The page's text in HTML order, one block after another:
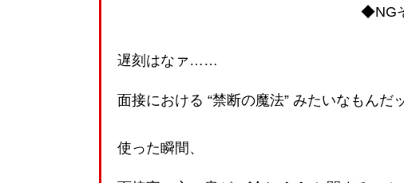
◆NG
遅刻はなァ……
面接における “禁断の魔法” みたいなもんだ
使った瞬間、